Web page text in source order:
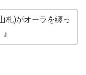
札)がオーラを纏っ